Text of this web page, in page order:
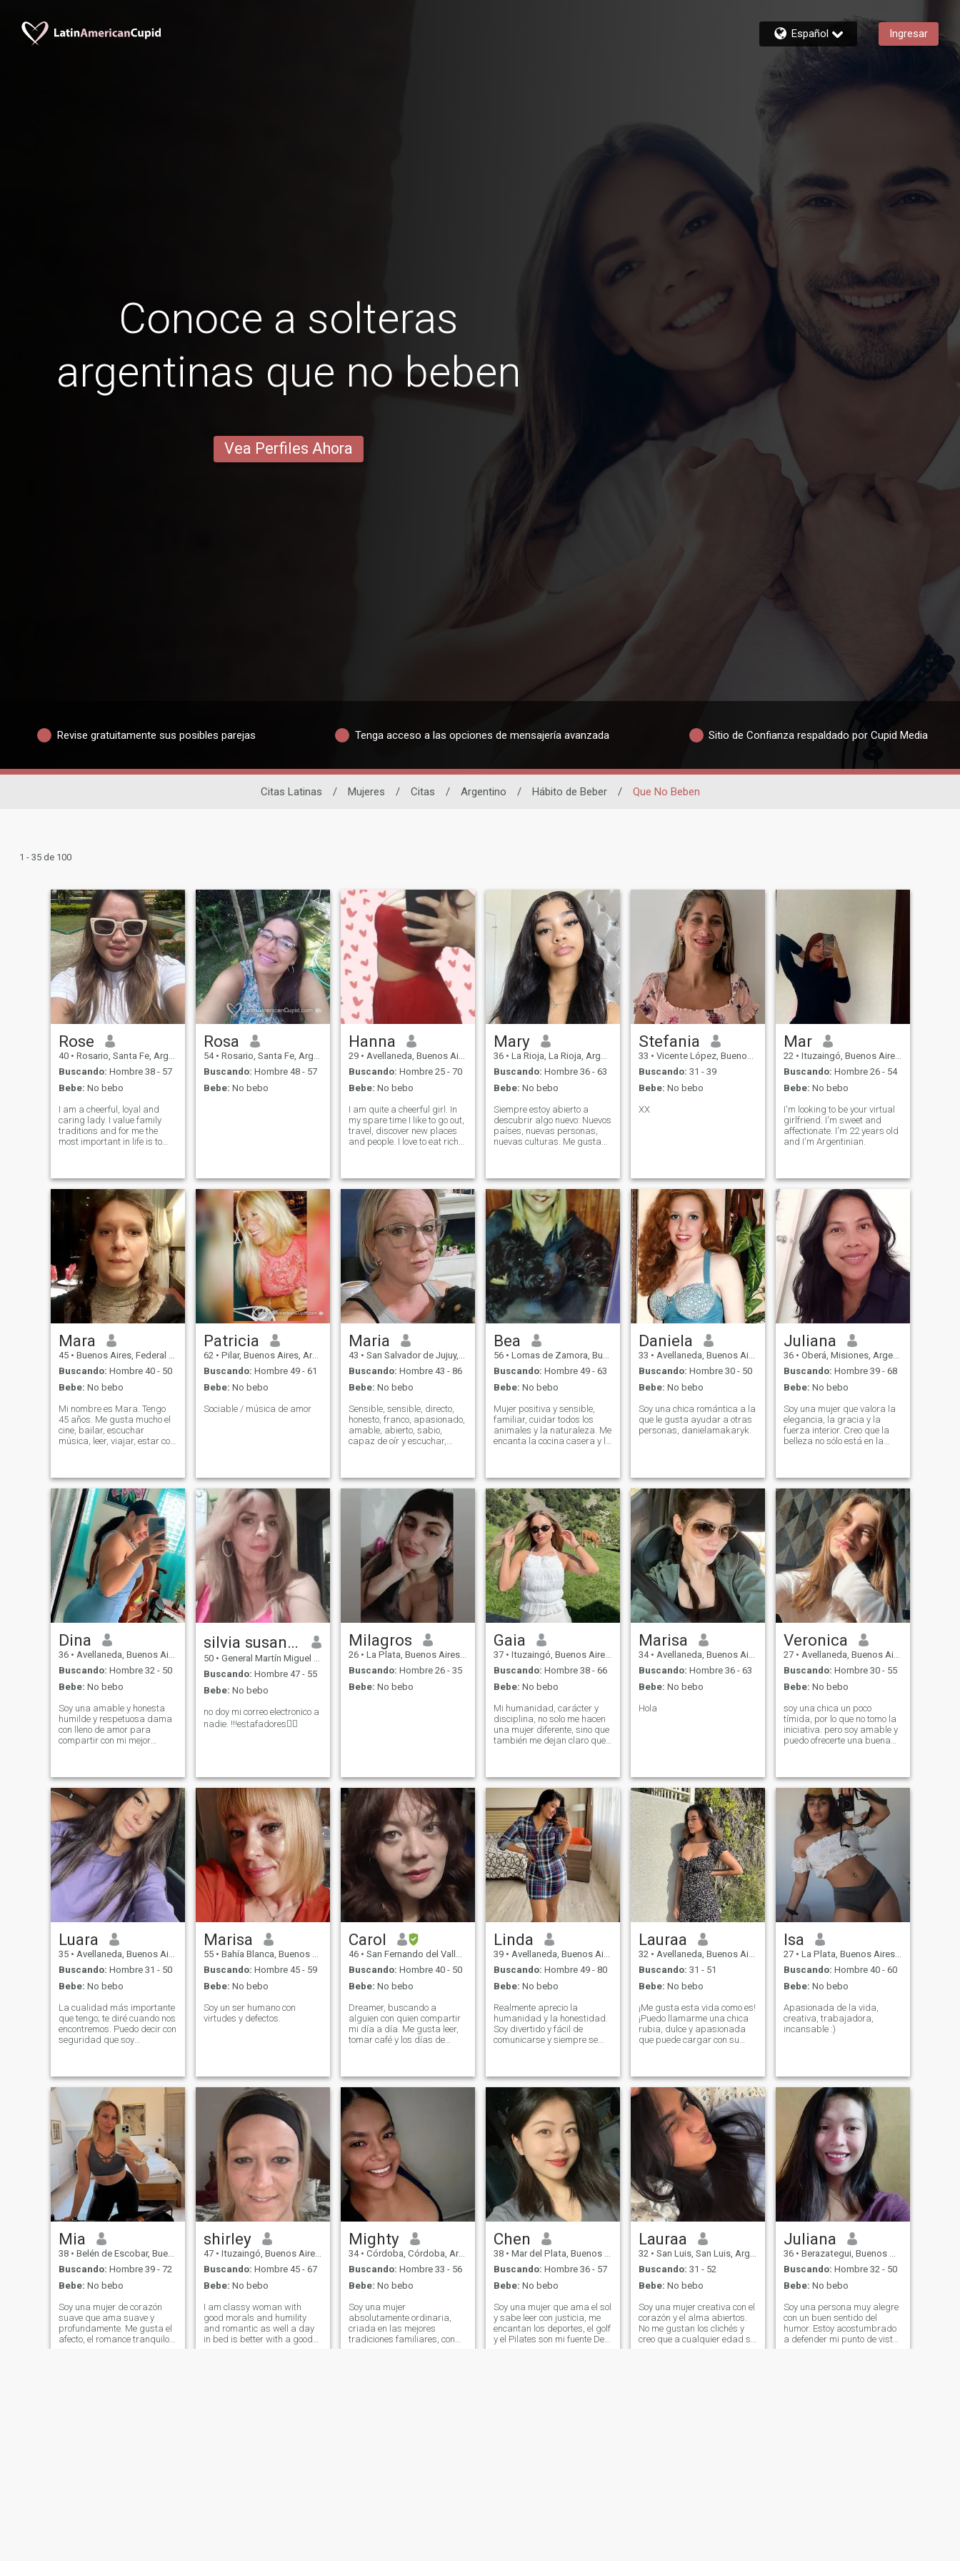
Español Ingresar
Conoce a solteras
argentinas que no beben
Vea Perfiles Ahora
Revise gratuitamente sus posibles parejas Tenga acceso a las opciones de mensajería avanzada Sitio de Confianza respaldado por Cupid Media
Citas Latinas / Mujeres / Citas / Argentino / Hábito de Beber / Que No Beben
1 - 35 de 100
Rose
40 • Rosario, Santa Fe, Argentina
Buscando: Hombre 38 - 57
Bebe: No bebo
I am a cheerful, loyal and
caring lady. I value family
traditions and for me the
most important in life is to
noticing details that make
this world amazing, the
noise of
Rosa
54 • Rosario, Santa Fe, Argentina
Buscando: Hombre 48 - 57
Bebe: No bebo
Hanna
29 • Avellaneda, Buenos Aires, Argentina
Buscando: Hombre 25 - 70
Bebe: No bebo
I am quite a cheerful girl. In
my spare time I like to go out,
travel, discover new places
and people. I love to eat rich
bastante alegre. En mi
tiempo libre me gusta salir,
viajar, conocer lugares y
persona nuevas. Me encanta
comer rico y disfrutar de una
buena charla Bailar y
pasarla bien
Mary
36 • La Rioja, La Rioja, Argentina
Buscando: Hombre 36 - 63
Bebe: No bebo
Siempre estoy abierto a
descubrir algo nuevo: Nuevos
países, nuevas personas,
nuevas culturas. Me gusta
recoger orquídeas blancas.
Me gusta el deporte, nadar
en verano en el mar. Me
gusta crear comodidad en el
lugar donde vivo. Amo mucho
a los perros y gatos y ayudo
a las mascotas perdidas y
rechazadas. Me gusta
cocinar y voy a cocinar el
desayuno sabroso y la cena
perfecta para mi futuro
hombre amado!
Stefania
33 • Vicente López, Buenos Aires, Argentina
Buscando: 31 - 39
Bebe: No bebo
XX
Mar
22 • Ituzaingó, Buenos Aires, Argentina
Buscando: Hombre 26 - 54
Bebe: No bebo
I'm looking to be your virtual
girlfriend. I'm sweet and
affectionate. I'm 22 years old
and I'm Argentinian.
Mara
45 • Buenos Aires, Federal District, Argentina
Buscando: Hombre 40 - 50
Bebe: No bebo
Mi nombre es Mara. Tengo
45 años. Me gusta mucho el
cine, bailar, escuchar
música, leer, viajar, estar con
Patricia
62 • Pilar, Buenos Aires, Argentina
Buscando: Hombre 49 - 61
Bebe: No bebo
Sociable / música de amor
Maria
43 • San Salvador de Jujuy, Jujuy, Argentina
Buscando: Hombre 43 - 86
Bebe: No bebo
Sensible, sensible, directo,
honesto, franco, apasionado,
amable, abierto, sabio,
capaz de oír y escuchar,
sabia y cómoda.
Bea
56 • Lomas de Zamora, Buenos Aires, Argentina
Buscando: Hombre 49 - 63
Bebe: No bebo
Mujer positiva y sensible,
familiar, cuidar todos los
animales y la naturaleza. Me
encanta la cocina casera y la
bailar con él alrededor...
Daniela
33 • Avellaneda, Buenos Aires, Argentina
Buscando: Hombre 30 - 50
Bebe: No bebo
Soy una chica romántica a la
que le gusta ayudar a otras
personas, danielamakaryk.
Juliana
36 • Oberá, Misiones, Argentina
Buscando: Hombre 39 - 68
Bebe: No bebo
Soy una mujer que valora la
elegancia, la gracia y la
fuerza interior. Creo que la
belleza no sólo está en la
demás. Soy cariñosa,
sofisticada, y siempre
abierta a conexiones
significativas y emociones
profundas. Me gusta bailar,
cenas románticas, y explorar
nuevas culturas a través del
viaje. La música y la pasión
son mi inspiración diaria.
Dina
36 • Avellaneda, Buenos Aires, Argentina
Buscando: Hombre 32 - 50
Bebe: No bebo
Soy una amable y honesta
humilde y respetuosa dama
con lleno de amor para
compartir con mi mejor
silvia susana✋🏼
50 • General Martín Miguel de Güemes, Salta, Argentina
Buscando: Hombre 47 - 55
Bebe: No bebo
no doy mi correo electronico a
nadie. !!!estafadores👎🏼
Milagros
26 • La Plata, Buenos Aires, Argentina
Buscando: Hombre 26 - 35
Bebe: No bebo
Gaia
37 • Ituzaingó, Buenos Aires, Argentina
Buscando: Hombre 38 - 66
Bebe: No bebo
Mi humanidad, carácter y
disciplina, no solo me hacen
una mujer diferente, sino que
también me dejan claro que
capacidad de adaptarme a
cualquier situación, pero eso
no significa que soy
conformista, por el contrario,
busco continuamente
aprender cosas nuevas y
vivir experiencias
incomparables. Me encanta
disfrutar de los pequeños
momentos y suelo apreciar
los placeres de la vida.
¿Estarías dispuesto a
experimentar una realidad
conmigo?
Marisa
34 • Avellaneda, Buenos Aires, Argentina
Buscando: Hombre 36 - 63
Bebe: No bebo
Hola
Veronica
27 • Avellaneda, Buenos Aires, Argentina
Buscando: Hombre 30 - 55
Bebe: No bebo
soy una chica un poco
tímida, por lo que no tomo la
iniciativa. pero soy amable y
puedo ofrecerte una buena
suceder
Luara
35 • Avellaneda, Buenos Aires, Argentina
Buscando: Hombre 31 - 50
Bebe: No bebo
La cualidad más importante
que tengo; te diré cuando nos
encontremos. Puedo decir con
seguridad que soy
No tengo miedo de hacer
descubrimientos, de explorar
algo nuevo y desconocido
para mí en los sentimientos y
una relación. No quiero
pasar mi vida sola, soy una
mujer alegre y amorosa,
quiero dar amor y afecto!
Quiero y puedo demostrarlo
en acción real, tal vez lo noten
primero. Nuestra felicidad
está en nuestras manos, ¿de
acuerdo? ¡Menos palabras,
más acción!
Marisa
55 • Bahía Blanca, Buenos Aires, Argentina
Buscando: Hombre 45 - 59
Bebe: No bebo
Soy un ser humano con
virtudes y defectos.
Carol
46 • San Fernando del Valle de Catamarca, Catamarca, Argentina
Buscando: Hombre 40 - 50
Bebe: No bebo
Dreamer, buscando a
alguien con quien compartir
mi día a día. Me gusta leer,
tomar café y los días de
todo, la calma y la tormenta.
Linda
39 • Avellaneda, Buenos Aires, Argentina
Buscando: Hombre 49 - 80
Bebe: No bebo
Realmente aprecio la
humanidad y la honestidad.
Soy divertido y fácil de
comunicarse y siempre se
una relación romántica. Soy
una mujer honesta y leal. No
me gustan las mentiras.
Estoy cansado de promesas
vacías. Siempre soy
responsable de mis
palabras y quiero que mi
pareja sea madura y
responsable de sus
palabras. Cuido mi
apariencia y soy una mujer
activa. Me encanta viajar y
he visitado muchos países.
Tengo altos valores
familiares y religiosos.
Lauraa
32 • Avellaneda, Buenos Aires, Argentina
Buscando: 31 - 51
Bebe: No bebo
¡Me gusta esta vida como es!
¡Puedo llamarme una chica
rubia, dulce y apasionada
que puede cargar con su
mi vida más brillante! Soy
una persona muy activa, me
gusta estar en movimiento,
hacer algo nuevo e
interesante. Si algo me viene
a la mente, no puedo
calmarme hasta que lo
implemento en la vida. Es
fácil para mí encontrar algo
en común con personas que
compartimen mi visión de la
vida.
Isa
27 • La Plata, Buenos Aires, Argentina
Buscando: Hombre 40 - 60
Bebe: No bebo
Apasionada de la vida,
creativa, trabajadora,
incansable :)
Mia
38 • Belén de Escobar, Buenos Aires, Argentina
Buscando: Hombre 39 - 72
Bebe: No bebo
Soy una mujer de corazón
suave que ama suave y
profundamente. Me gusta el
afecto, el romance tranquilo,
shirley
47 • Ituzaingó, Buenos Aires, Argentina
Buscando: Hombre 45 - 67
Bebe: No bebo
I am classy woman with
good morals and humility
and romantic as well a day
in bed is better with a good
Mighty
34 • Córdoba, Córdoba, Argentina
Buscando: Hombre 33 - 56
Bebe: No bebo
Soy una mujer
absolutamente ordinaria,
criada en las mejores
tradiciones familiares, con
Chen
38 • Mar del Plata, Buenos Aires, Argentina
Buscando: Hombre 36 - 57
Bebe: No bebo
Soy una mujer que ama el sol
y sabe leer con justicia, me
encantan los deportes, el golf
y el Pilates son mi fuente De
Lauraa
32 • San Luis, San Luis, Argentina
Buscando: 31 - 52
Bebe: No bebo
Soy una mujer creativa con el
corazón y el alma abiertos.
No me gustan los clichés y
creo que a cualquier edad se
Juliana
36 • Berazategui, Buenos Aires, Argentina
Buscando: Hombre 32 - 50
Bebe: No bebo
Soy una persona muy alegre
con un buen sentido del
humor. Estoy acostumbrado
a defender mi punto de vista.